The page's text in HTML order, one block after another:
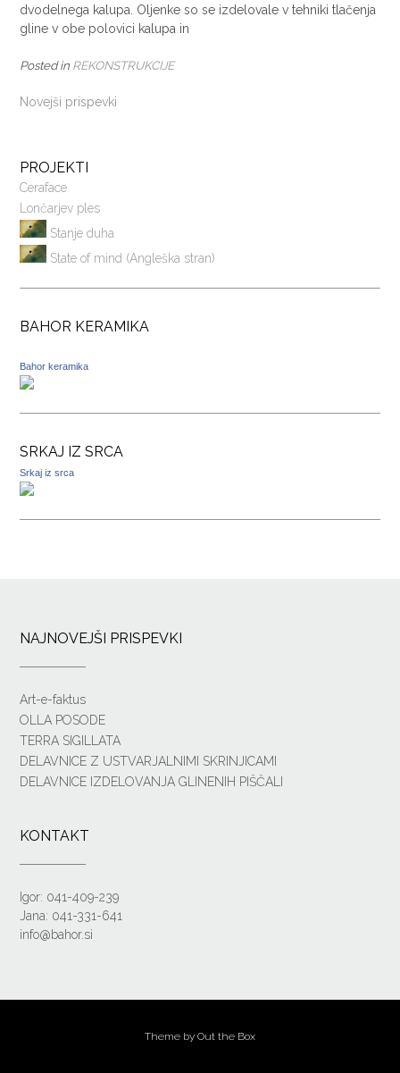
dvodelnega kalupa. Oljenke so se izdelovale v tehniki tlačenja
gline v obe polovici kalupa in
Posted in REKONSTRUKCIJE
NAVIGACIJA
Novejši prispevki
PROJEKTI
Ceraface
Lončarjev ples
Stanje duha
State of mind (Angleška stran)
BAHOR KERAMIKA
Bahor keramika
SRKAJ IZ SRCA
Srkaj iz srca
NAJNOVEJŠI PRISPEVKI
Art-e-faktus
OLLA POSODE
TERRA SIGILLATA
DELAVNICE Z USTVARJALNIMI SKRINJICAMI
DELAVNICE IZDELOVANJA GLINENIH PIŠČALI
KONTAKT
Igor: 041-409-239
Jana: 041-331-641
info@bahor.si
Theme by Out the Box